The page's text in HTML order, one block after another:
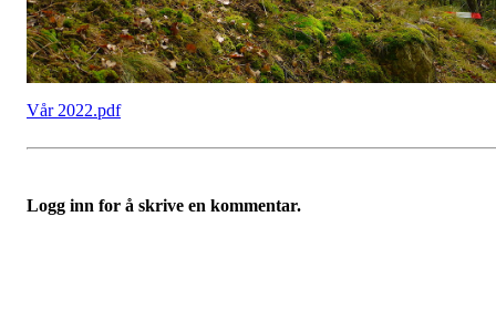
Vår 2022.pdf
Logg inn for å skrive en kommentar.